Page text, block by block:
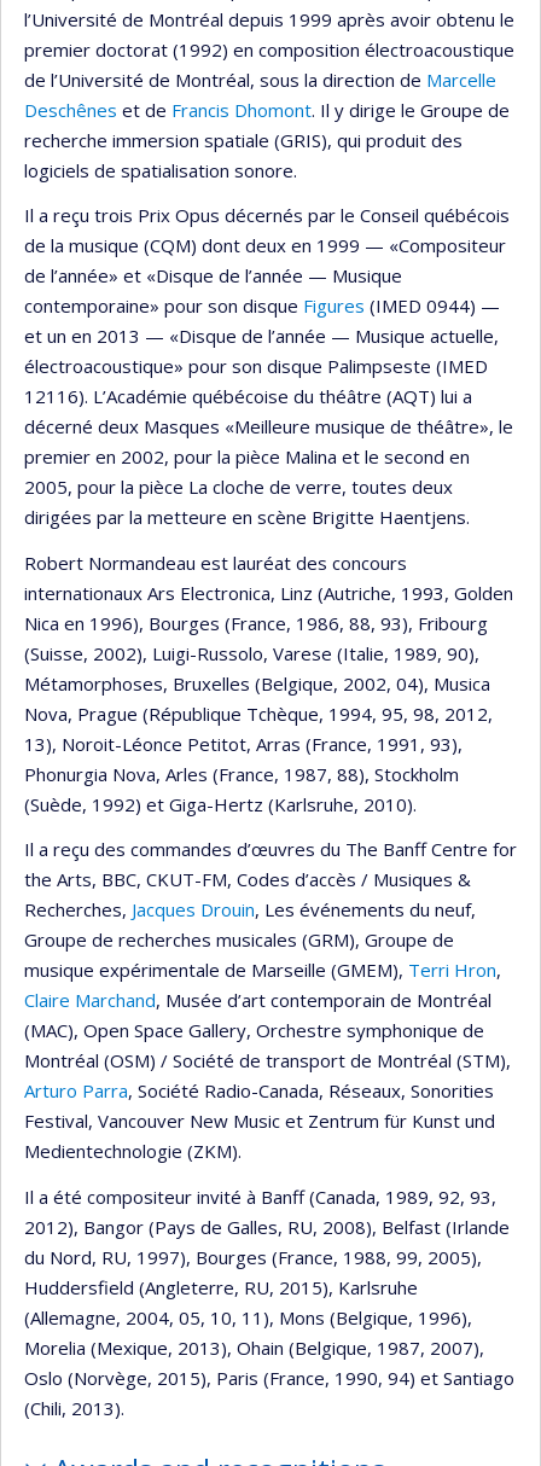
l’Université de Montréal depuis 1999 après avoir obtenu le
premier doctorat (1992) en composition électroacoustique
de l’Université de Montréal, sous la direction de Marcelle
Deschênes et de Francis Dhomont. Il y dirige le Groupe de
recherche immersion spatiale (GRIS), qui produit des
logiciels de spatialisation sonore.
Il a reçu trois Prix Opus décernés par le Conseil québécois
de la musique (CQM) dont deux en 1999 — «Compositeur
de l’année» et «Disque de l’année — Musique
contemporaine» pour son disque Figures (IMED 0944) —
et un en 2013 — «Disque de l’année — Musique actuelle,
électroacoustique» pour son disque Palimpseste (IMED
12116). L’Académie québécoise du théâtre (AQT) lui a
décerné deux Masques «Meilleure musique de théâtre», le
premier en 2002, pour la pièce Malina et le second en
2005, pour la pièce La cloche de verre, toutes deux
dirigées par la metteure en scène Brigitte Haentjens.
Robert Normandeau est lauréat des concours
internationaux Ars Electronica, Linz (Autriche, 1993, Golden
Nica en 1996), Bourges (France, 1986, 88, 93), Fribourg
(Suisse, 2002), Luigi-Russolo, Varese (Italie, 1989, 90),
Métamorphoses, Bruxelles (Belgique, 2002, 04), Musica
Nova, Prague (République Tchèque, 1994, 95, 98, 2012,
13), Noroit-Léonce Petitot, Arras (France, 1991, 93),
Phonurgia Nova, Arles (France, 1987, 88), Stockholm
(Suède, 1992) et Giga-Hertz (Karlsruhe, 2010).
Il a reçu des commandes d’œuvres du The Banff Centre for
the Arts, BBC, CKUT-FM, Codes d’accès / Musiques &
Recherches, Jacques Drouin, Les événements du neuf,
Groupe de recherches musicales (GRM), Groupe de
musique expérimentale de Marseille (GMEM), Terri Hron,
Claire Marchand, Musée d’art contemporain de Montréal
(MAC), Open Space Gallery, Orchestre symphonique de
Montréal (OSM) / Société de transport de Montréal (STM),
Arturo Parra, Société Radio-Canada, Réseaux, Sonorities
Festival, Vancouver New Music et Zentrum für Kunst und
Medientechnologie (ZKM).
Il a été compositeur invité à Banff (Canada, 1989, 92, 93,
2012), Bangor (Pays de Galles, RU, 2008), Belfast (Irlande
du Nord, RU, 1997), Bourges (France, 1988, 99, 2005),
Huddersfield (Angleterre, RU, 2015), Karlsruhe
(Allemagne, 2004, 05, 10, 11), Mons (Belgique, 1996),
Morelia (Mexique, 2013), Ohain (Belgique, 1987, 2007),
Oslo (Norvège, 2015), Paris (France, 1990, 94) et Santiago
(Chili, 2013).